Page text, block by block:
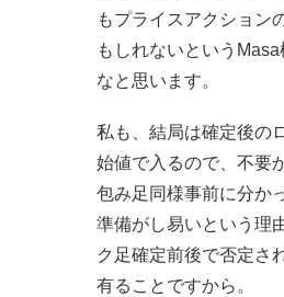
もプライスアクション
もしれないという
なと思います。
私も、結局は確定後の
始値で入るので、不要
包み足同様事前に分か
準備がし易いという理
ク足確定前後で否定さ
有ることですから。